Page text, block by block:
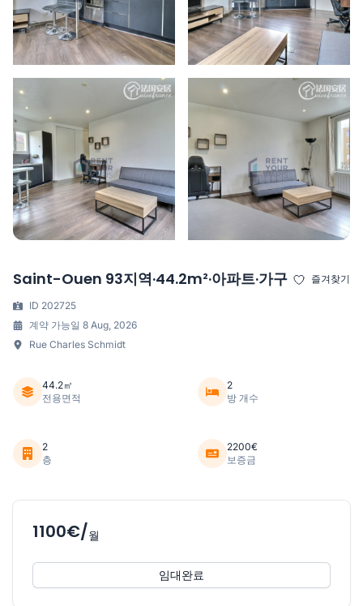
Saint-Ouen 93지역·44.2m²·아파트·가구 즐겨찾기
ID 202725
계약 가능일 8 Aug, 2026
Rue Charles Schmidt
44.2㎡
전용면적
2
방 개수
2
층
2200€
보증금
1100€/월
임대완료